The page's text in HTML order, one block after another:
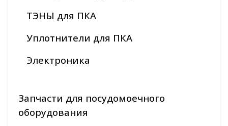
ТЭНЫ для ПКА
Уплотнители для ПКА
Электроника
Запчасти для посудомоечного
оборудования